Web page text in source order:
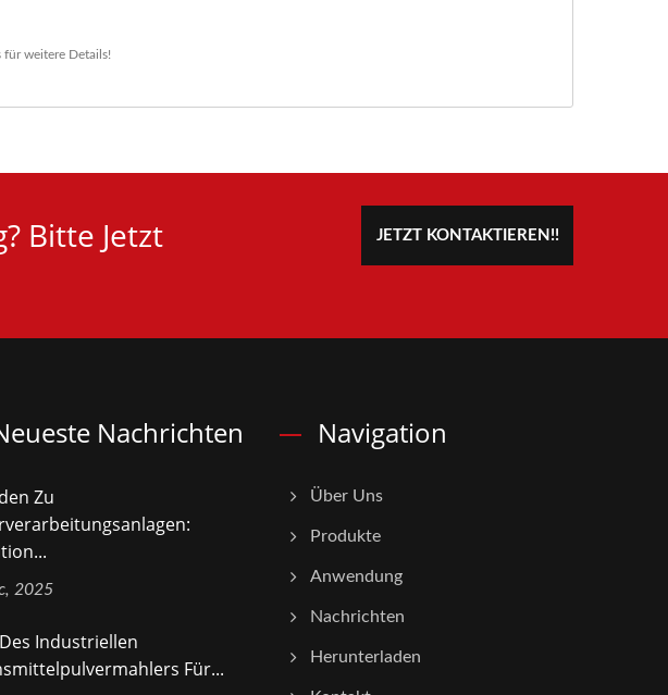
für weitere Details!
Bitte Jetzt
JETZT KONTAKTIEREN!!
Nachrichten
Zu
2025
Industriellen
Für...
Navigation
Über Uns
Produkte
Anwendung
Nachrichten
Herunterladen